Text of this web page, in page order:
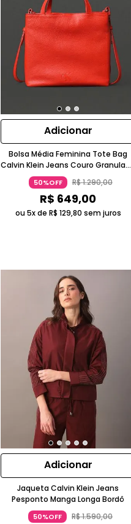
Adicionar
Bolsa Média Feminina Tote Bag
Calvin Klein Jeans Couro Granulado
Laranja
50%OFF R$1.290,00
R$ 649,00
ou 5x de R$ 129,80 sem juros
Adicionar
Jaqueta Calvin Klein Jeans
Pesponto Manga Longa Bordô
50%OFF R$1.590,00